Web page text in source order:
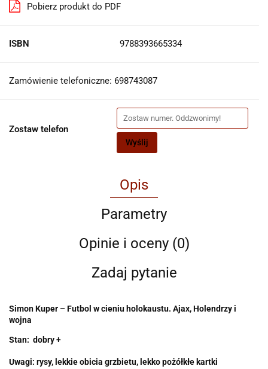
Pobierz produkt do PDF
ISBN 9788393665334
Zamówienie telefoniczne: 698743087
Zostaw telefon
Wyślij
Opis
Parametry
Opinie i oceny (0)
Zadaj pytanie
Simon Kuper – Futbol w cieniu holokaustu. Ajax, Holendrzy i
wojna
Stan: dobry +
Uwagi: rysy, lekkie obicia grzbietu, lekko pożółkłe kartki